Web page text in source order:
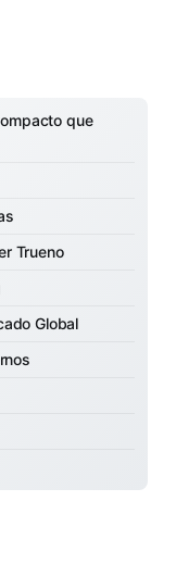
que
Trueno
Global